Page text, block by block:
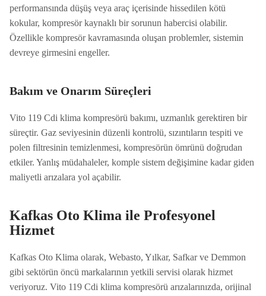
performansında düşüş veya araç içerisinde hissedilen kötü
kokular, kompresör kaynaklı bir sorunun habercisi olabilir.
Özellikle kompresör kavramasında oluşan problemler, sistemin
devreye girmesini engeller.
Bakım ve Onarım Süreçleri
Vito 119 Cdi klima kompresörü bakımı, uzmanlık gerektiren bir
süreçtir. Gaz seviyesinin düzenli kontrolü, sızıntıların tespiti ve
polen filtresinin temizlenmesi, kompresörün ömrünü doğrudan
etkiler. Yanlış müdahaleler, komple sistem değişimine kadar giden
maliyetli arızalara yol açabilir.
Kafkas Oto Klima ile Profesyonel
Hizmet
Kafkas Oto Klima olarak, Webasto, Yılkar, Safkar ve Demmon
gibi sektörün öncü markalarının yetkili servisi olarak hizmet
veriyoruz. Vito 119 Cdi klima kompresörü arızalarınızda, orijinal